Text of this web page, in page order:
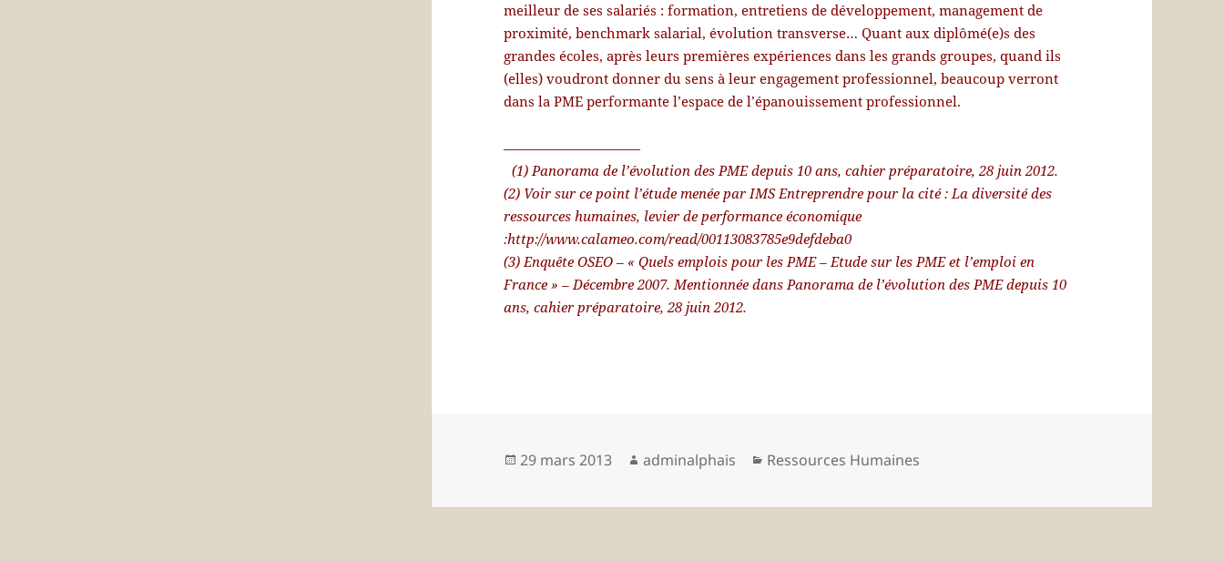
meilleur de ses salariés : formation, entretiens de développement, management de
proximité, benchmark salarial, évolution transverse… Quant aux diplômé(e)s des
grandes écoles, après leurs premières expériences dans les grands groupes, quand ils
(elles) voudront donner du sens à leur engagement professionnel, beaucoup verront
dans la PME performante l’espace de l’épanouissement professionnel.
——————————
(1) Panorama de l’évolution des PME depuis 10 ans, cahier préparatoire, 28 juin 2012.
(2) Voir sur ce point l’étude menée par IMS Entreprendre pour la cité : La diversité des
ressources humaines, levier de performance économique
:http://www.calameo.com/read/00113083785e9defdeba0
(3) Enquête OSEO – « Quels emplois pour les PME – Etude sur les PME et l’emploi en
France » – Décembre 2007. Mentionnée dans Panorama de l’évolution des PME depuis 10
ans, cahier préparatoire, 28 juin 2012.
Publié
29 mars 2013 Auteur
adminalphais Catégories
Ressources Humaines